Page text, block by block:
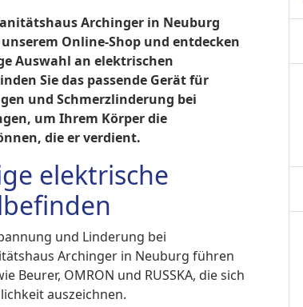
Archinger in Neuburg
Online-Shop und entdecken
Auswahl an elektrischen
Sie das passende Gerät für
und Schmerzlinderung bei
um Ihrem Körper die
die er verdient.
elektrische
und Linderung bei
Archinger in Neuburg führen
OMRON und RUSSKA, die sich
auszeichnen.